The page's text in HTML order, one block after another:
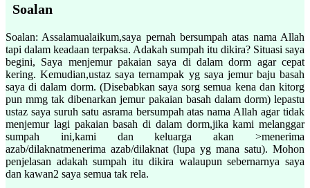
Soalan
Soalan: Assalamualaikum,saya pernah bersumpah atas nama Allah
tapi dalam keadaan terpaksa. Adakah sumpah itu dikira? Situasi saya
begini, Saya menjemur pakaian saya di dalam dorm agar cepat
kering. Kemudian,ustaz saya ternampak yg saya jemur baju basah
saya di dalam dorm. (Disebabkan saya sorg semua kena dan kitorg
pun mmg tak dibenarkan jemur pakaian basah dalam dorm) lepastu
ustaz saya suruh satu asrama bersumpah atas nama Allah agar tidak
menjemur lagi pakaian basah di dalam dorm,jika kami melanggar
sumpah ini,kami dan keluarga akan >menerima
azab/dilaknatmenerima azab/dilaknat (lupa yg mana satu). Mohon
penjelasan adakah sumpah itu dikira walaupun sebernarnya saya
dan kawan2 saya semua tak rela.